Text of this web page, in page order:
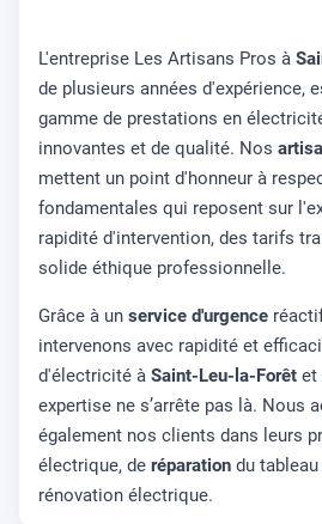
L'entreprise Les Artisans Pros à
de plusieurs années d'expérience,
gamme de prestations en
innovantes et de qualité. Nos
mettent un point d'honneur à
fondamentales qui reposent sur
rapidité d'intervention, des tarifs
solide éthique professionnelle.
Grâce à un service d'urgence
intervenons avec rapidité et
d'électricité à Saint-Leu-la-Forêt et
expertise ne s’arrête pas là. Nous
également nos clients dans leurs
électrique, de réparation du
rénovation électrique.